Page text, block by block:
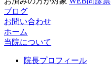
ブログ
お問い合わせ
ホーム
当院について
院長プロフィール